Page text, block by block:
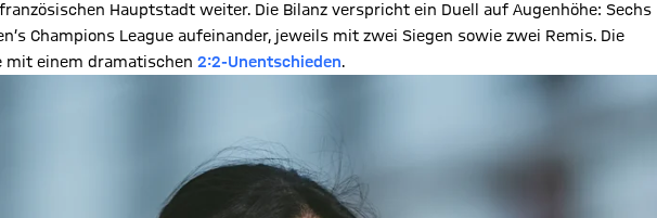
Hauptstadt weiter. Die Bilanz verspricht ein Duell auf Augenhöhe: Sechs
Champions League aufeinander, jeweils mit zwei Siegen sowie zwei Remis. Die
mit einem dramatischen 2:2-Unentschieden.